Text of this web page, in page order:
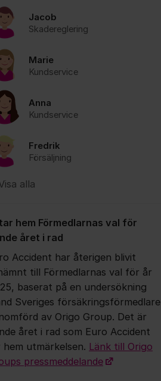
Jacob
Skadereglering
Marie
Kundservice
Anna
Kundservice
Fredrik
Försäljning
alla
hem Förmedlarnas val för
året i rad
Accident har återigen blivit
till Förmedlarnas val för år
baserat på en undersökning
Sveriges försäkringsförmedlare
av Origo Group. Det är
året i rad som Euro Accident
hem utmärkelsen. Länk till Origo
pressmeddelande